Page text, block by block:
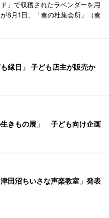
」で収穫されたラベンダーを用
8月1日、「奏の杜集会所」（奏
縁日」 子ども店主が販売か
きもの展」 子ども向け企画
田沼ちいさな声楽教室」発表